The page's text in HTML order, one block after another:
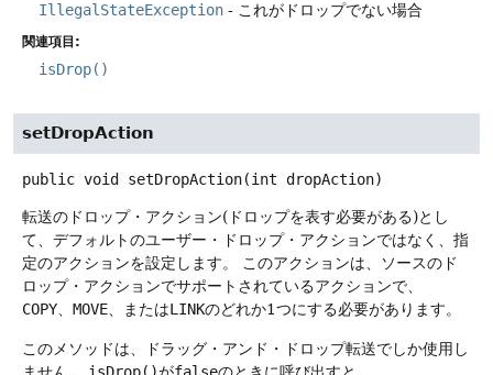
IllegalStateException - これがドロップでない場合
関連項目:
isDrop()
setDropAction
public void setDropAction(int dropAction)
転送のドロップ・アクション(ドロップを表す必要がある)とし
て、デフォルトのユーザー・ドロップ・アクションではなく、指
定のアクションを設定します。
このアクションは、ソースのド
ロップ・アクションでサポートされているアクションで、
COPY、 MOVE、またはLINKのどれか1つにする必要があります。
このメソッドは、ドラッグ・アンド・ドロップ転送でしか使用し
ません。
isDrop()がfalseのときに呼び出すと、